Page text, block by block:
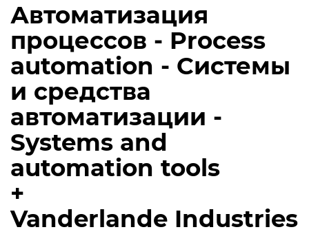
Автоматизация
процессов - Process
automation - Системы
и средства
автоматизации -
Systems and
automation tools
+
Vanderlande Industries